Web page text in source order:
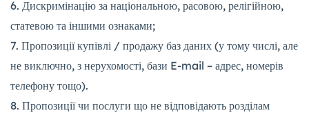
Дискримінацію за національною, расовою, релігійною,
статевою та іншими ознаками;
Пропозиції купівлі / продажу баз даних (у тому числі, але
не виключно, з нерухомості, бази E-mail – адрес, номерів
телефону тощо).
Пропозиції чи послуги що не відповідають розділам